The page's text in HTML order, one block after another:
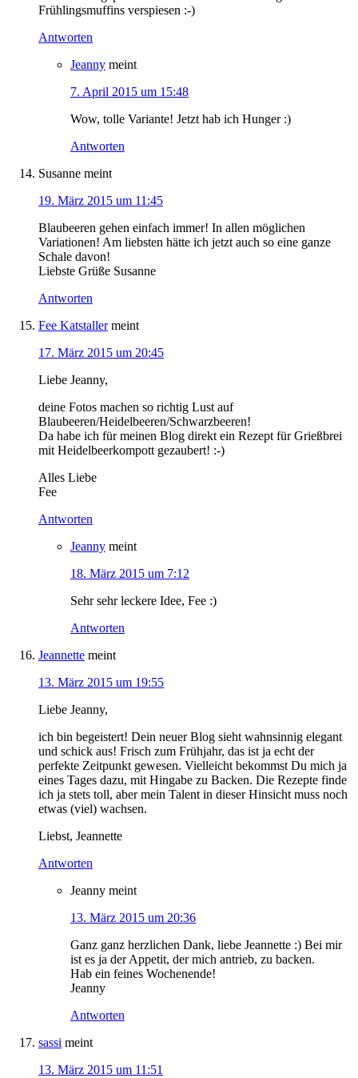
Frühlingsmuffins verspiesen :-)
Antworten
Jeanny meint
7. April 2015 um 15:48
Wow, tolle Variante! Jetzt hab ich Hunger :)
Antworten
Susanne meint
19. März 2015 um 11:45
Blaubeeren gehen einfach immer! In allen möglichen
Variationen! Am liebsten hätte ich jetzt auch so eine ganze
Schale davon!
Liebste Grüße Susanne
Antworten
Fee Katstaller meint
17. März 2015 um 20:45
Liebe Jeanny,
deine Fotos machen so richtig Lust auf
Blaubeeren/Heidelbeeren/Schwarzbeeren!
Da habe ich für meinen Blog direkt ein Rezept für Grießbrei
mit Heidelbeerkompott gezaubert! :-)
Alles Liebe
Fee
Antworten
Jeanny meint
18. März 2015 um 7:12
Sehr sehr leckere Idee, Fee :)
Antworten
Jeannette meint
13. März 2015 um 19:55
Liebe Jeanny,
ich bin begeistert! Dein neuer Blog sieht wahnsinnig elegant
und schick aus! Frisch zum Frühjahr, das ist ja echt der
perfekte Zeitpunkt gewesen. Vielleicht bekommst Du mich ja
eines Tages dazu, mit Hingabe zu Backen. Die Rezepte finde
ich ja stets toll, aber mein Talent in dieser Hinsicht muss noch
etwas (viel) wachsen.
Liebst, Jeannette
Antworten
Jeanny meint
13. März 2015 um 20:36
Ganz ganz herzlichen Dank, liebe Jeannette :) Bei mir
ist es ja der Appetit, der mich antrieb, zu backen.
Hab ein feines Wochenende!
Jeanny
Antworten
sassi meint
13. März 2015 um 11:51